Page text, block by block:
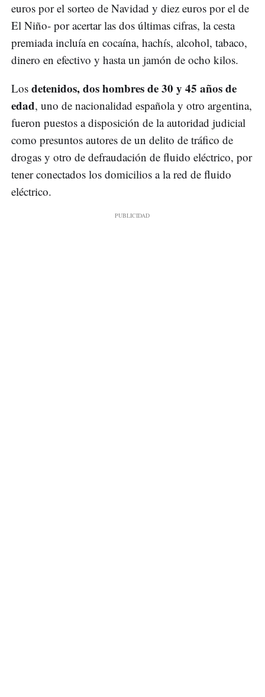
euros por el sorteo de Navidad y diez euros por el de
El Niño- por acertar las dos últimas cifras, la cesta
premiada incluía en cocaína, hachís, alcohol, tabaco,
dinero en efectivo y hasta un jamón de ocho kilos.
Los detenidos, dos hombres de 30 y 45 años de
edad, uno de nacionalidad española y otro argentina,
fueron puestos a disposición de la autoridad judicial
como presuntos autores de un delito de tráfico de
drogas y otro de defraudación de fluido eléctrico, por
tener conectados los domicilios a la red de fluido
eléctrico.